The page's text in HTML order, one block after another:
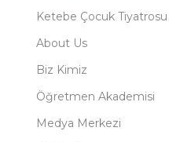
Ketebe Çocuk Tiyatrosu
About Us
Biz Kimiz
Öğretmen Akademisi
Medya Merkezi